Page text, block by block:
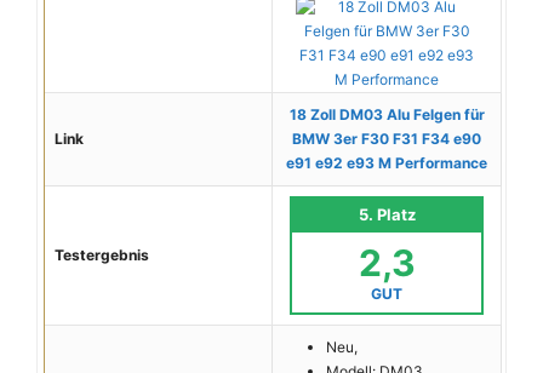
Link
18 Zoll DM03 Alu Felgen für
BMW 3er F30 F31 F34 e90
e91 e92 e93 M Performance
Testergebnis
5. Platz
2,3
GUT
Neu,